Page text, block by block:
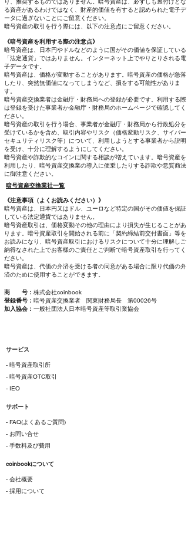
る資産があるわけではなく、財産的価値を有すると認められた電子デ
ータに過ぎないことにご留意ください。
暗号資産の取引を行う際には、以下の注意点にご留意ください。
《暗号資産を利用する際の注意点》
暗号資産は、日本円やドルなどのように国がその価値を保証している
「法定通貨」ではありません。インターネット上でやりとりされる電
子データです。
暗号資産は、価格が変動することがあります。暗号資産の価格が急落
したり、突然無価値になってしまうなど、損をする可能性がありま
す。
暗号資産交換業者は金融庁・財務局への登録が必要です。利用する際
は登録を受けた事業者か金融庁・財務局のホームページで確認してく
ださい。
暗号資産の取引を行う場合、事業者が金融庁・財務局から行政処分を
受けているかを含め、取引内容やリスク（価格変動リスク、サイバー
セキュリティリスク等）について、利用しようとする事業者から説明
を受け、十分に理解するようにしてください。
暗号資産や詐欺的なコインに関する相談が増えています。暗号資産を
利用したり、暗号資産交換業の導入に便乗したりする詐欺や悪質商法
に御注意ください。
暗号資産交換業社一覧
《注意事項（よくお読みください）》
暗号資産は、日本円又はドル、ユーロなど特定の国がその価値を保証
している法定通貨ではありません。
暗号資産取引は、価格変動その他の理由により損失が生じることがあ
ります。暗号資産取引を開始される前に「契約締結前交付書面」等を
お読みになり、暗号資産取引におけるリスクについて十分に理解しご
納得なされた上でお客様のご責任とご判断で暗号資産取引を行ってく
ださい。
暗号資産は、代価の弁済を受ける者の同意がある場合に限り代価の弁
済のために使用することができます。
商 号： 株式会社coinbook
登録番号： 暗号資産交換業者 関東財務局長 第00026号
加入協会： 一般社団法人日本暗号資産等取引業協会
サービス
- 暗号資産取引所
- 暗号資産OTC取引
- IEO
サポート
- FAQ(よくあるご質問)
- お問い合せ
- 手数料及び費用
coinbookについて
- 会社概要
- 採用について